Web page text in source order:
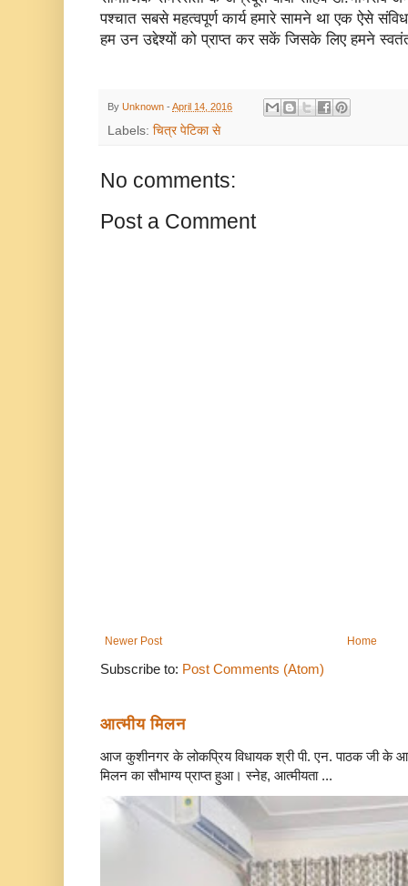
पश्चात सबसे महत्वपूर्ण कार्य हमारे सामने था एक ऐसे
हम उन उद्देश्यों को प्राप्त कर सकें जिसके लिए हमने
By Unknown - April 14, 2016
Labels: चित्र पेटिका से
No comments:
Post a Comment
Newer Post Home
Subscribe to: Post Comments (Atom)
आत्मीय मिलन
आज कुशीनगर के लोकप्रिय विधायक श्री पी. एन. पाठक जी के
मिलन का सौभाग्य प्राप्त हुआ। स्नेह, आत्मीयता ...